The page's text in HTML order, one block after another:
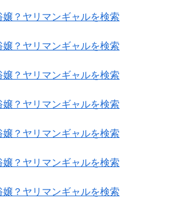
？ヤリマンギャルを検索
？ヤリマンギャルを検索
？ヤリマンギャルを検索
嬢？ヤリマンギャルを検索
？ヤリマンギャルを検索
？ヤリマンギャルを検索
？ヤリマンギャルを検索